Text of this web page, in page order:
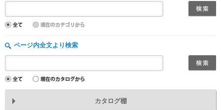
ページ内全文より検索
カタログ棚